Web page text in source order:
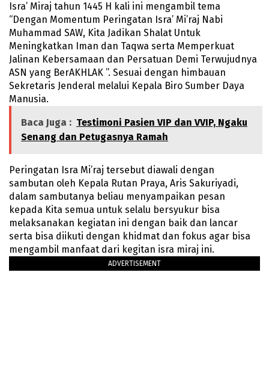
Isra’ Miraj tahun 1445 H kali ini mengambil tema
“Dengan Momentum Peringatan Isra’ Mi’raj Nabi
Muhammad SAW, Kita Jadikan Shalat Untuk
Meningkatkan Iman dan Taqwa serta Memperkuat
Jalinan Kebersamaan dan Persatuan Demi Terwujudnya
ASN yang BerAKHLAK ”. Sesuai dengan himbauan
Sekretaris Jenderal melalui Kepala Biro Sumber Daya
Manusia.
Baca Juga : Testimoni Pasien VIP dan VVIP, Ngaku
Senang dan Petugasnya Ramah
Peringatan Isra Mi’raj tersebut diawali dengan
sambutan oleh Kepala Rutan Praya, Aris Sakuriyadi,
dalam sambutanya beliau menyampaikan pesan
kepada Kita semua untuk selalu bersyukur bisa
melaksanakan kegiatan ini dengan baik dan lancar
serta bisa diikuti dengan khidmat dan fokus agar bisa
mengambil manfaat dari kegitan isra miraj ini.
ADVERTISEMENT